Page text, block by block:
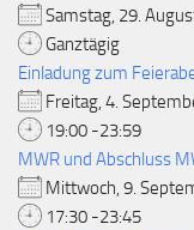
Samstag, 29.
Ganztägig
Einladung zum
Freitag, 4.
19:00 -23:59
MWR und Abschluss
Mittwoch, 9.
17:30 -23:45